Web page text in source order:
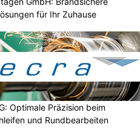
für Ihr Zuhause
Optimale Präzision beim
und Rundbearbeiten